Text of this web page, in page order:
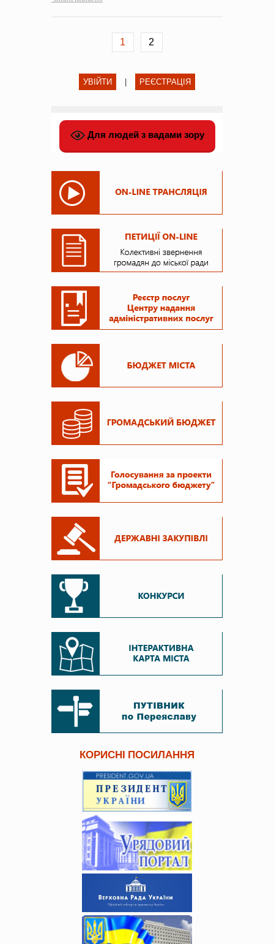
1 2
УВІЙТИ РЕЄСТРАЦІЯ
Для людей з вадами зору
КОРИСНІ ПОСИЛАННЯ